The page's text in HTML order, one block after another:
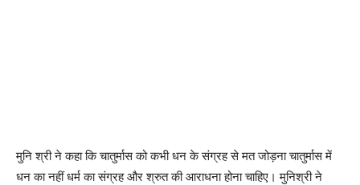
मुनि श्री ने कहा कि चातुर्मास को कभी धन के संग्रह से मत जोड़ना चातुर्मास में
धन का नहीं धर्म का संग्रह और श्रुत की आराधना होना चाहिए। मुनिश्री ने